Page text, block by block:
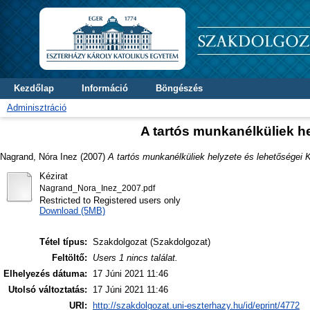
Kezdőlap Információ
Böngészés
Adminisztráció
A tartós munkanélküliek
Nagrand, Nóra Inez (2007) A tartós munkanélküliek helyzete és lehetőségei
Kézirat
Nagrand_Nora_Inez_2007.pdf
Restricted to Registered users only
Download (5MB)
Tétel típus: Szakdolgozat (Szakdolgozat)
Feltöltő:
Users 1 nincs találat.
Elhelyezés dátuma:
17 Júni 2021 11:46
Utolsó változtatás:
17 Júni 2021 11:46
URI:
http://szakdolgozat.uni-eszterhazy.hu/id/eprint/4772